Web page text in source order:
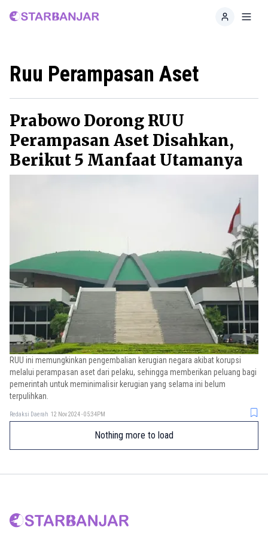
Home
Ruu Perampasan Aset
Prabowo Dorong RUU
Perampasan Aset Disahkan,
Berikut 5 Manfaat Utamanya
RUU ini memungkinkan pengembalian kerugian negara akibat korupsi
melalui perampasan aset dari pelaku, sehingga memberikan peluang bagi
pemerintah untuk meminimalisir kerugian yang selama ini belum
terpulihkan.
Redaksi Daerah 12 Nov 2024 - 05:34PM
Nothing more to load